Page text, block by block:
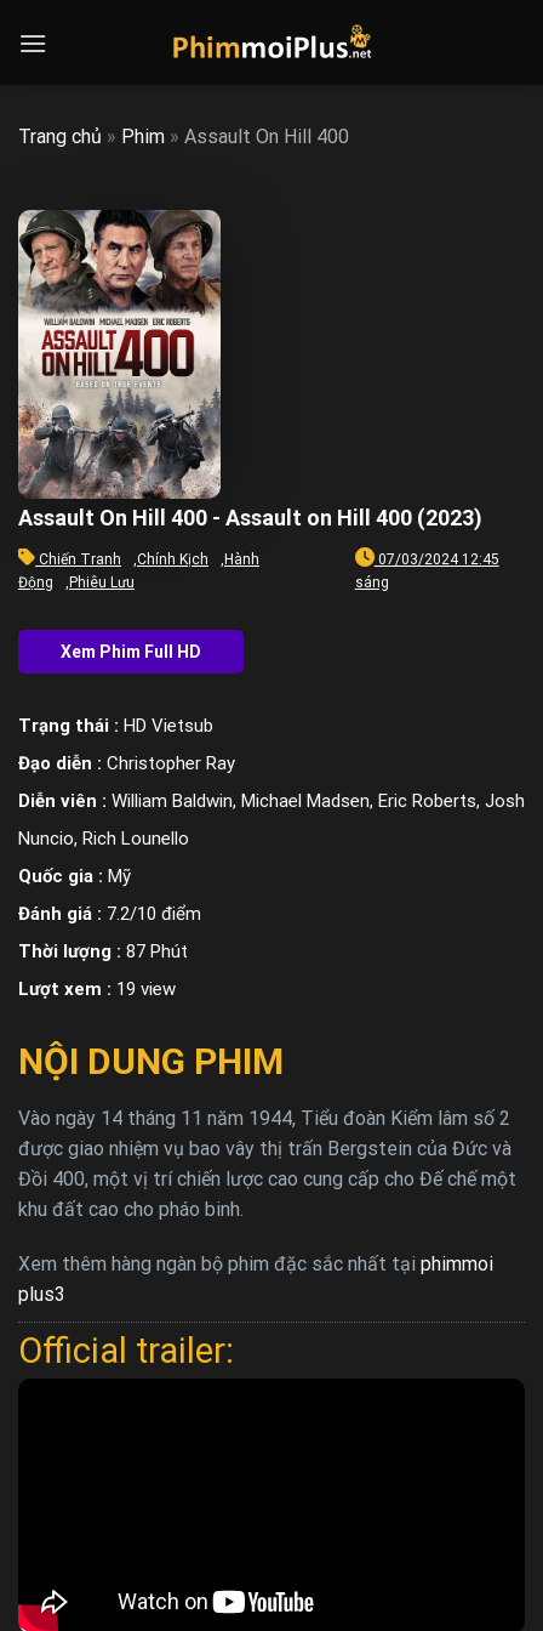
Trang chủ » Phim » Assault On Hill 400
Assault On Hill 400 - Assault on Hill 400 (2023)
Chiến Tranh Chính Kịch
Hành
Động
Phiêu Lưu
07/03/2024 12:45
sáng
Trạng thái : HD Vietsub
Đạo diễn : Christopher Ray
Diễn viên : William Baldwin, Michael Madsen, Eric Roberts, Josh
Nuncio, Rich Lounello
Quốc gia : Mỹ
Đánh giá : 7.2/10 điểm
Thời lượng : 87 Phút
Lượt xem : 19 view
NỘI DUNG PHIM
Vào ngày 14 tháng 11 năm 1944, Tiểu đoàn Kiểm lâm số 2
được giao nhiệm vụ bao vây thị trấn Bergstein của Đức và
Đồi 400, một vị trí chiến lược cao cung cấp cho Đế chế một
khu đất cao cho pháo binh.
Xem thêm hàng ngàn bộ phim đặc sắc nhất tại phimmoi
plus3
Official trailer: